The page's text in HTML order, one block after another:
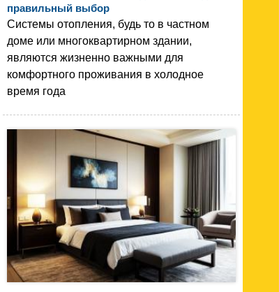
правильный выбор
Системы отопления, будь то в частном
доме или многоквартирном здании,
являются жизненно важными для
комфортного проживания в холодное
время года